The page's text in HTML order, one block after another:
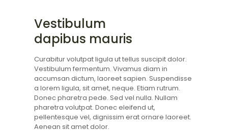
Vestibulum
dapibus mauris
Curabitur volutpat ligula ut tellus suscipit dolor.
Vestibulum fermentum. Vivamus diam in
accumsan dictum, laoreet sapien. Suspendisse
a lorem ligula, sit amet, neque. Etiam rutrum.
Donec pharetra pede. Sed vel nulla. Nullam
pharetra volutpat. Donec eleifend ut,
pellentesque vel, dignissim erat ornare laoreet.
Aenean sit amet dolor.